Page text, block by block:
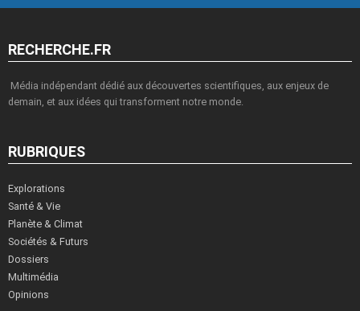
RECHERCHE.FR
Média indépendant dédié aux découvertes scientifiques, aux enjeux de
demain, et aux idées qui transforment notre monde.
RUBRIQUES
Explorations
Santé & Vie
Planète & Climat
Sociétés & Futurs
Dossiers
Multimédia
Opinions